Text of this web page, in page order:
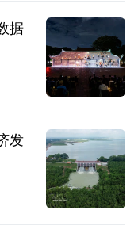
据
发